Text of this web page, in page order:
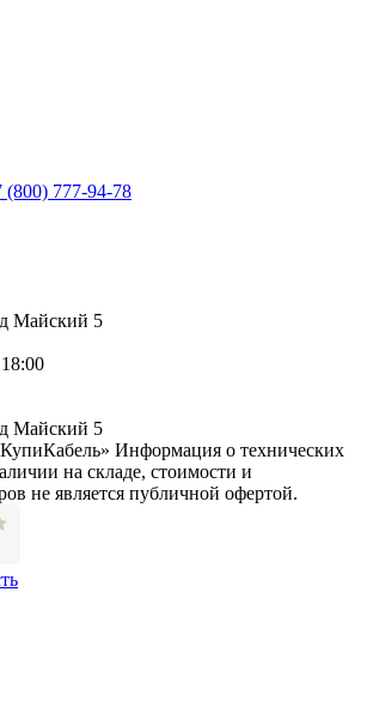
(800) 777-94-78
Майский 5
Майский 5
Информация о технических
на складе, стоимости и
не является публичной офертой.